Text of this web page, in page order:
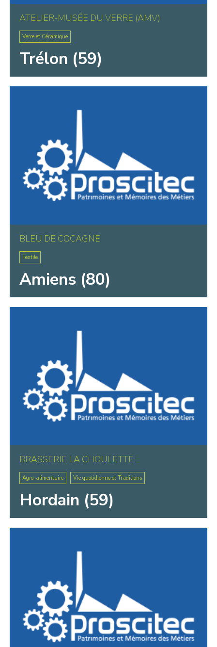
ATELIER-MUSÉE DU VERRE (AMV)
Verre et Céramique
Trélon (59)
BLEU DE COCAGNE
Textile
Amiens (80)
BRASSERIE LA CHOULETTE
Agro-alimentaire Vie quotidienne et Traditions
Hordain (59)